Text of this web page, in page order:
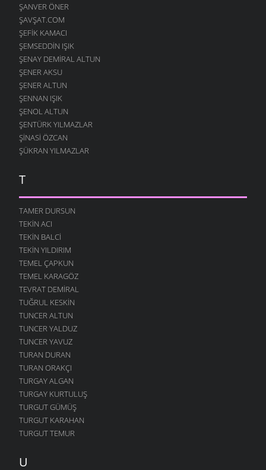
ŞANVER ÖNER
ŞAVŞAT.COM
ŞEFIK KAMACI
ŞEMSEDDIN IŞIK
ŞENAY DEMIRAL ALTUN
ŞENER AKSU
ŞENER ALTUN
ŞENNAN IŞIK
ŞENOL ALTUN
ŞENTÜRK YILMAZLAR
ŞINASI ÖZCAN
ŞÜKRAN YILMAZLAR
T
TAMER DURSUN
TEKIN ACI
TEKIN BALCI
TEKIN YILDIRIM
TEMEL ÇAPKUN
TEMEL KARAGÖZ
TEVRAT DEMIRAL
TUĞRUL KESKIN
TUNCER ALTUN
TUNCER YALDUZ
TUNCER YAVUZ
TURAN DURAN
TURAN ORAKÇI
TURGAY ALGAN
TURGAY KURTULUŞ
TURGUT GÜMÜŞ
TURGUT KARAHAN
TURGUT TEMUR
U